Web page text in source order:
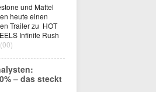
und Mattel
heute einen
Trailer zu HOT
Infinite Rush
(00)
– das steckt